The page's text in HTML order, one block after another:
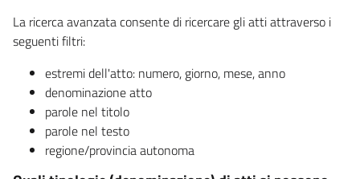
La ricerca avanzata consente di ricercare gli atti attraverso i
seguenti filtri:
estremi dell'atto: numero, giorno, mese, anno
denominazione atto
parole nel titolo
parole nel testo
regione/provincia autonoma